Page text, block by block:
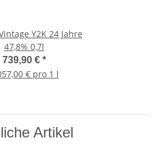
Y2K 24 Jahre
47,8% 0,7l
739,90 € *
€ pro 1 l
Artikel